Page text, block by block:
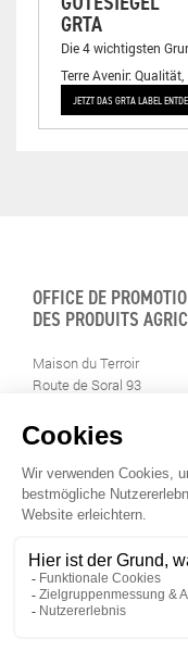
GRTA
Die 4 wichtigsten
Terre Avenir:
JETZT DAS GRTA LABEL
OFFICE DE
DES PRODUITS
Maison du Terroir
Route de Soral 93
Tél: 022 388 71 55
Fax: 022 388 71 58
info@geneveterroir.ge.ch
BLEIBEN SIE